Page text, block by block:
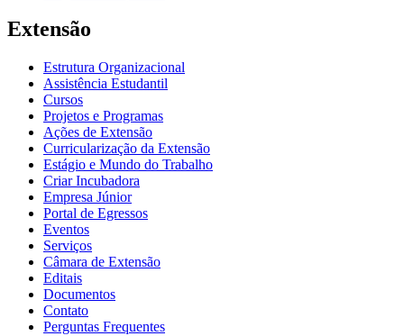
Extensão
Estrutura Organizacional
Assistência Estudantil
Cursos
Projetos e Programas
Ações de Extensão
Curricularização da Extensão
Estágio e Mundo do Trabalho
Criar Incubadora
Empresa Júnior
Portal de Egressos
Eventos
Serviços
Câmara de Extensão
Editais
Documentos
Contato
Perguntas Frequentes